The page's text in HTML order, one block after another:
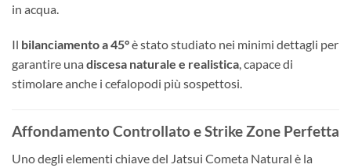
in acqua.
Il bilanciamento a 45°è stato studiato nei minimi dettagli per
garantire una discesa naturale e realistica, capace di
stimolare anche i cefalopodi più sospettosi.
Affondamento Controllato e Strike Zone Perfetta
Uno degli elementi chiave del Jatsui Cometa Natural è la